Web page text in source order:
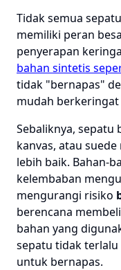
Tidak semua
memiliki peran
penyerapan
bahan sintetis
tidak "bernapas"
mudah berkeringat
Sebaliknya, sepatu
kanvas, atau
lebih baik. Bahan-
kelembaban
mengurangi risiko
berencana
bahan yang
sepatu tidak
untuk bernapas.